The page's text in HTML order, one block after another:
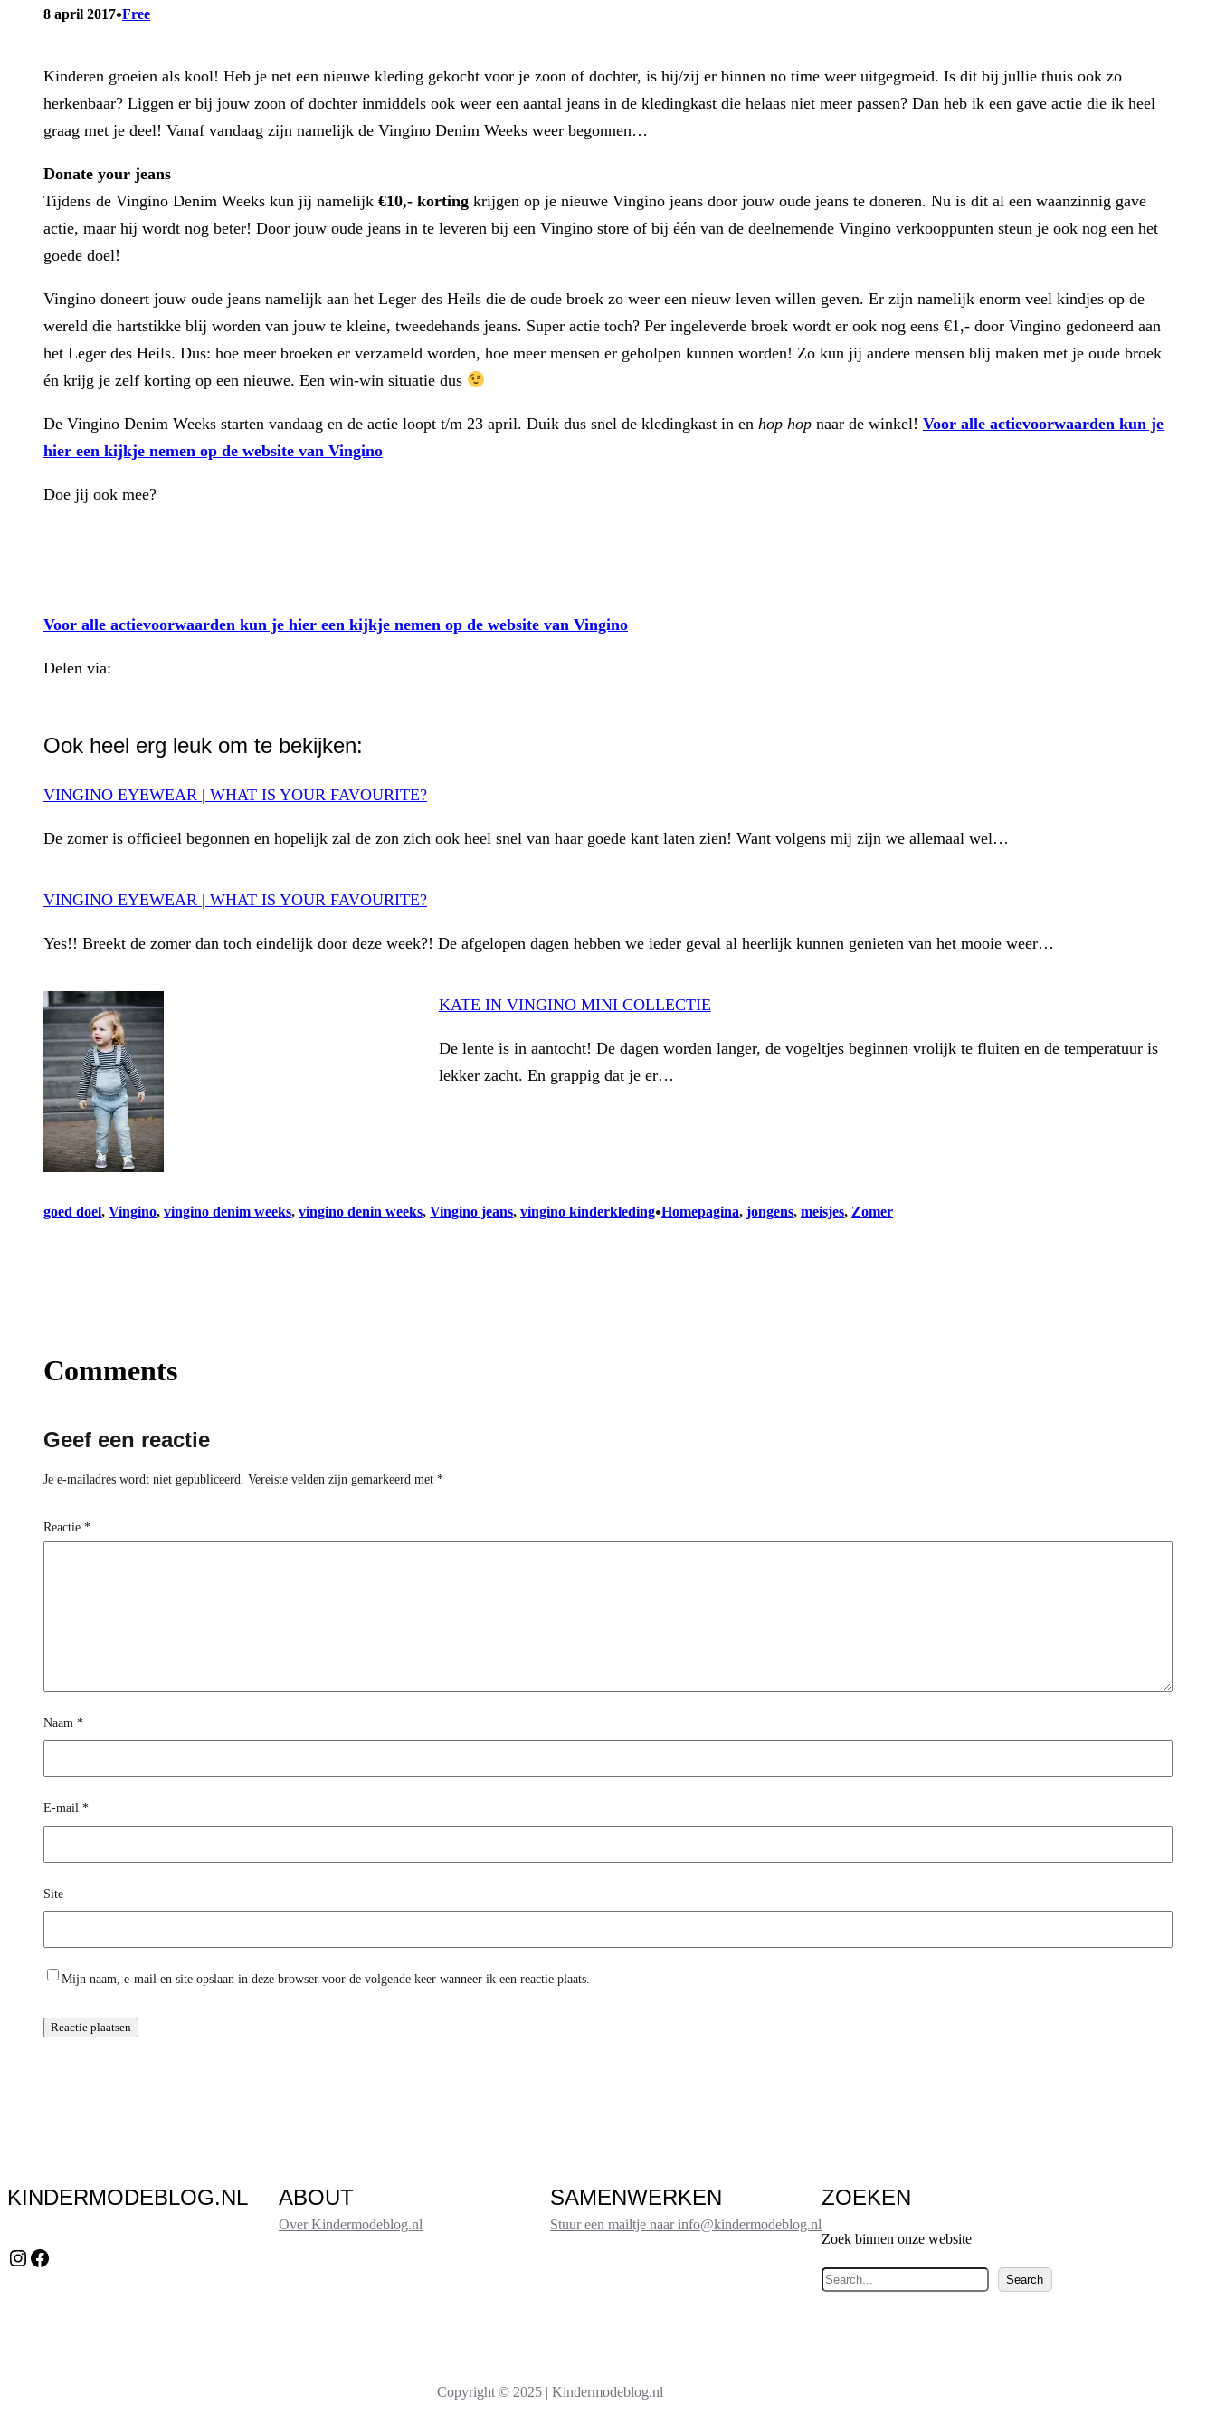
8 april 2017•Free
Kinderen groeien als kool! Heb je net een nieuwe kleding gekocht voor je zoon of dochter, is hij/zij er binnen no time weer uitgegroeid. Is dit bij jullie thuis ook zo
herkenbaar? Liggen er bij jouw zoon of dochter inmiddels ook weer een aantal jeans in de kledingkast die helaas niet meer passen? Dan heb ik een gave actie die ik heel
graag met je deel! Vanaf vandaag zijn namelijk de Vingino Denim Weeks weer begonnen…
Donate your jeans
Tijdens de Vingino Denim Weeks kun jij namelijk €10,- korting krijgen op je nieuwe Vingino jeans door jouw oude jeans te doneren. Nu is dit al een waanzinnig gave
actie, maar hij wordt nog beter! Door jouw oude jeans in te leveren bij een Vingino store of bij één van de deelnemende Vingino verkooppunten steun je ook nog een het
goede doel!
Vingino doneert jouw oude jeans namelijk aan het Leger des Heils die de oude broek zo weer een nieuw leven willen geven. Er zijn namelijk enorm veel kindjes op de
wereld die hartstikke blij worden van jouw te kleine, tweedehands jeans. Super actie toch? Per ingeleverde broek wordt er ook nog eens €1,- door Vingino gedoneerd aan
het Leger des Heils. Dus: hoe meer broeken er verzameld worden, hoe meer mensen er geholpen kunnen worden! Zo kun jij andere mensen blij maken met je oude broek
én krijg je zelf korting op een nieuwe. Een win-win situatie dus
De Vingino Denim Weeks starten vandaag en de actie loopt t/m 23 april. Duik dus snel de kledingkast in en hop hop naar de winkel! Voor alle actievoorwaarden kun je
hier een kijkje nemen op de website van Vingino
Doe jij ook mee?
Voor alle actievoorwaarden kun je hier een kijkje nemen op de website van Vingino
Delen via:
Ook heel erg leuk om te bekijken:
VINGINO EYEWEAR | WHAT IS YOUR FAVOURITE?
De zomer is officieel begonnen en hopelijk zal de zon zich ook heel snel van haar goede kant laten zien! Want volgens mij zijn we allemaal wel…
VINGINO EYEWEAR | WHAT IS YOUR FAVOURITE?
Yes!! Breekt de zomer dan toch eindelijk door deze week?! De afgelopen dagen hebben we ieder geval al heerlijk kunnen genieten van het mooie weer…
KATE IN VINGINO MINI COLLECTIE
De lente is in aantocht! De dagen worden langer, de vogeltjes beginnen vrolijk te fluiten en de temperatuur is
lekker zacht. En grappig dat je er…
goed doel, Vingino, vingino denim weeks, vingino denin weeks, Vingino jeans, vingino kinderkleding•Homepagina, jongens, meisjes, Zomer
Comments
Geef een reactie
Je e-mailadres wordt niet gepubliceerd. Vereiste velden zijn gemarkeerd met *
Reactie *
Naam *
E-mail *
Site
Mijn naam, e-mail en site opslaan in deze browser voor de volgende keer wanneer ik een reactie plaats.
KINDERMODEBLOG.NL
Instagram Facebook
ABOUT
Over Kindermodeblog.nl
SAMENWERKEN
Stuur een mailtje naar info@kindermodeblog.nl
ZOEKEN
Zoek binnen onze website
Z
Search
Copyright © 2025 | Kindermodeblog.nl